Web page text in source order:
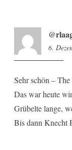
6.
Sehr schön –
Das war heute
Grübelte lange,
Bis dann Knecht